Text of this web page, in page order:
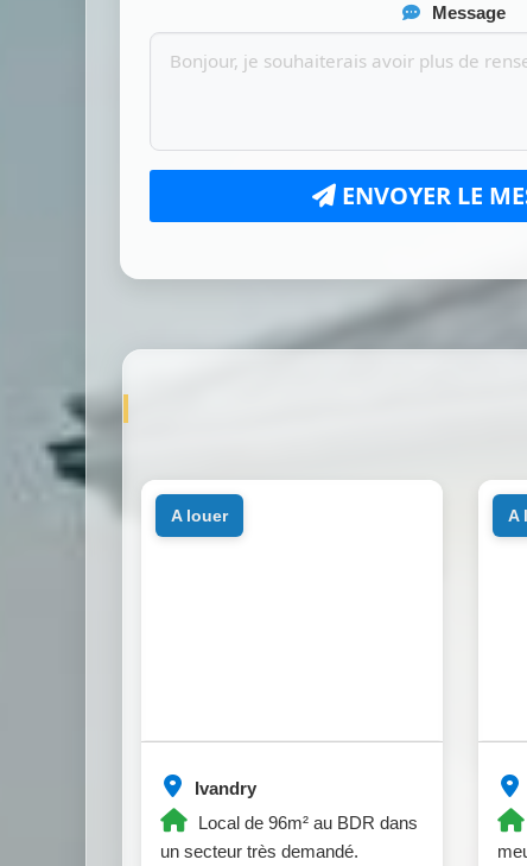
Message
ENVOYER LE
Ivandry
Local de 96m² au BDR dans
un secteur très demandé.
a louer